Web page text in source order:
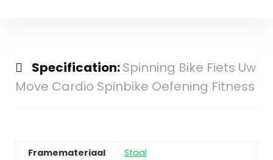
Specification:Spinning Bike Fiets Uw
Move Cardio Spinbike Oefening Fitness
Framemateriaal
Staal